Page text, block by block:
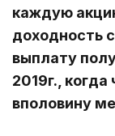
каждую
доходность
выплату
2019г.,
вполовину